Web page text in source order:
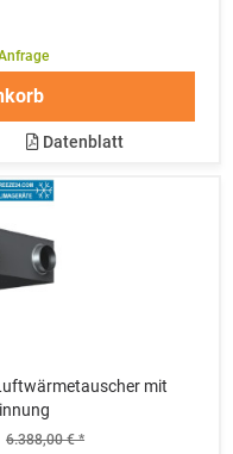
Datenblatt
mit
6.388,00 € *